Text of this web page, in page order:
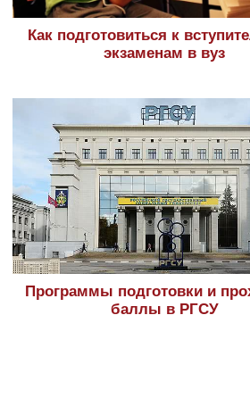
Как подготовиться к
экзаменам в вуз
Программы подготовки и
баллы в РГСУ